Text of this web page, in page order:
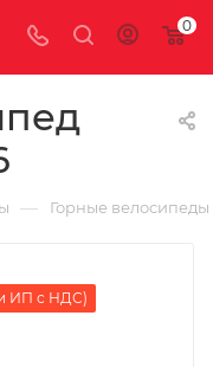
0
— Горные велосипеды
ИП с НДС)